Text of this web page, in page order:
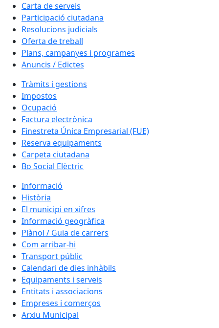
Carta de serveis
Participació ciutadana
Resolucions judicials
Oferta de treball
Plans, campanyes i programes
Anuncis / Edictes
Tràmits i gestions
Impostos
Ocupació
Factura electrònica
Finestreta Única Empresarial (FUE)
Reserva equipaments
Carpeta ciutadana
Bo Social Elèctric
Informació
Història
El municipi en xifres
Informació geogràfica
Plànol / Guia de carrers
Com arribar-hi
Transport públic
Calendari de dies inhàbils
Equipaments i serveis
Entitats i associacions
Empreses i comerços
Arxiu Municipal